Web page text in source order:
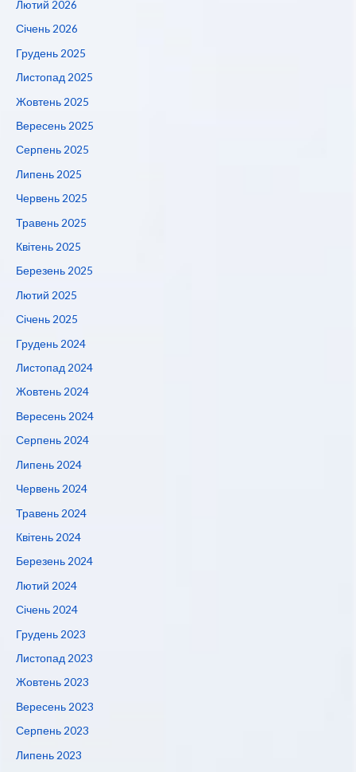
Лютий 2026
Січень 2026
Грудень 2025
Листопад 2025
Жовтень 2025
Вересень 2025
Серпень 2025
Липень 2025
Червень 2025
Травень 2025
Квітень 2025
Березень 2025
Лютий 2025
Січень 2025
Грудень 2024
Листопад 2024
Жовтень 2024
Вересень 2024
Серпень 2024
Липень 2024
Червень 2024
Травень 2024
Квітень 2024
Березень 2024
Лютий 2024
Січень 2024
Грудень 2023
Листопад 2023
Жовтень 2023
Вересень 2023
Серпень 2023
Липень 2023